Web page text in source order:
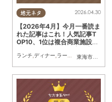
地元ネタ
東海市
,大府市
2026.04.30
【2026年4月】今月一番読ま
れた記事はこれ！人気記事T
OP10、1位は複合商業施設
川」オープン
ランチ,ディナー,ラーメン ,パン,カフェ